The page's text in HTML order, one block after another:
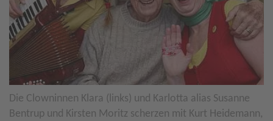
Die Clowninnen Klara (links) und Karlotta alias Susanne
Bentrup und Kirsten Moritz scherzen mit Kurt Heidemann,